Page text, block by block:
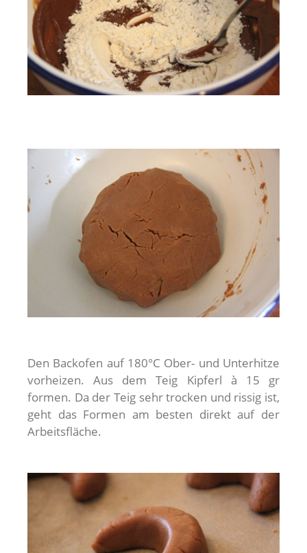
Den Backofen auf 180°C Ober- und Unterhitze
vorheizen. Aus dem Teig Kipferl à 15 gr
formen. Da der Teig sehr trocken und rissig ist,
geht das Formen am besten direkt auf der
Arbeitsfläche.